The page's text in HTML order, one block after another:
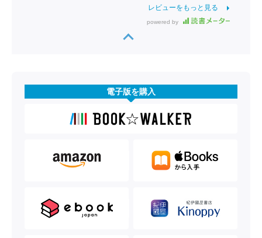
レビューをもっと見る
powered by
電子版を購入